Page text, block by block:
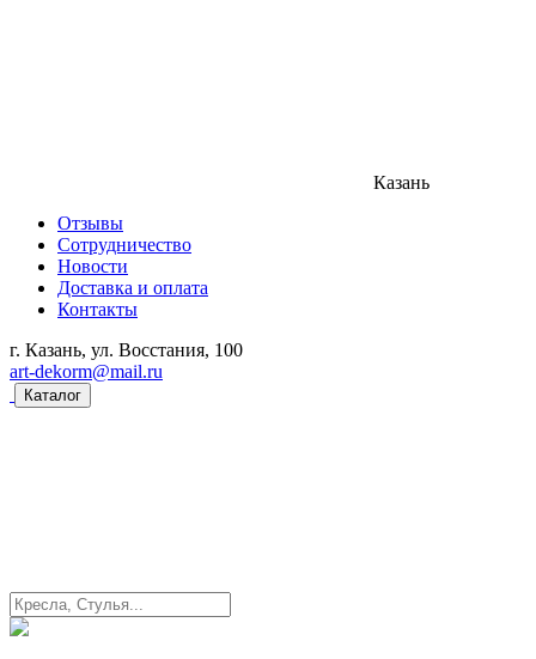
Казань
Отзывы
Сотрудничество
Новости
Доставка и оплата
Контакты
г. Казань, ул. Восстания, 100
art-dekorm@mail.ru
Каталог